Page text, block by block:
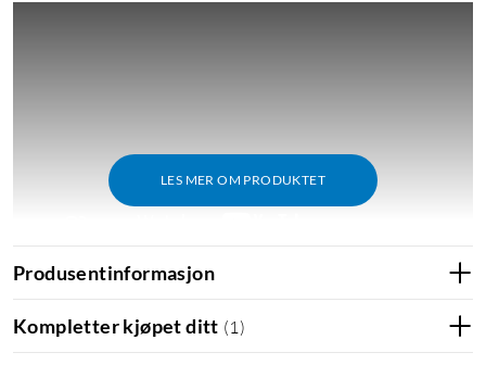
LES MER OM PRODUKTET
Smarte påminnelser
Produsentinformasjon
Kompletter kjøpet ditt (1 )